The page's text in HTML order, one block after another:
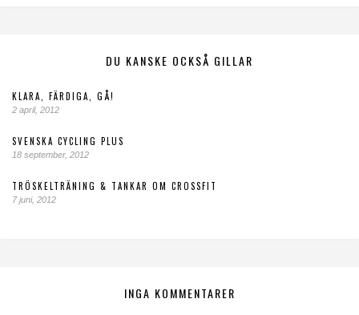
DU KANSKE OCKSÅ GILLAR
KLARA, FÄRDIGA, GÅ!
2 april, 2012
SVENSKA CYCLING PLUS
18 september, 2012
TRÖSKELTRÄNING & TANKAR OM CROSSFIT
7 juni, 2012
INGA KOMMENTARER